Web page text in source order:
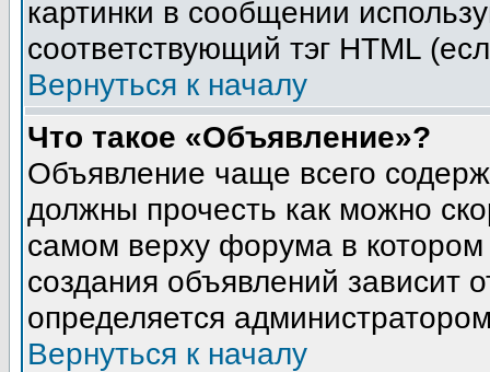
картинки в сообщении
соответствующий тэг HTML
Вернуться к началу
Что такое «Объявление»?
Объявление чаще всего
должны прочесть как можно
самом верху форума в
создания объявлений зависит
определяется
Вернуться к началу